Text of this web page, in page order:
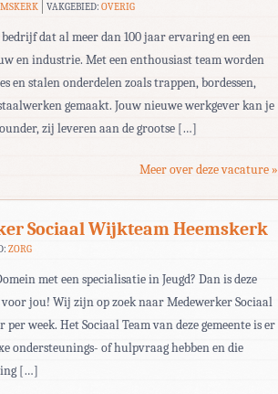
VAKGEBIED:OVERIG
dat al meer dan 100 jaar ervaring en een
en industrie. Met een enthousiast team worden
en stalen onderdelen zoals trappen, bordessen,
gemaakt. Jouw nieuwe werkgever kan je
zij leveren aan de grootse […]
Meer over deze vacature »
Sociaal Wijkteam Heemskerk
ZORG
met een specialisatie in Jeugd? Dan is deze
jou! Wij zijn op zoek naar Medewerker Sociaal
week. Het Sociaal Team van deze gemeente is er
ondersteunings- of hulpvraag hebben en die
[…]